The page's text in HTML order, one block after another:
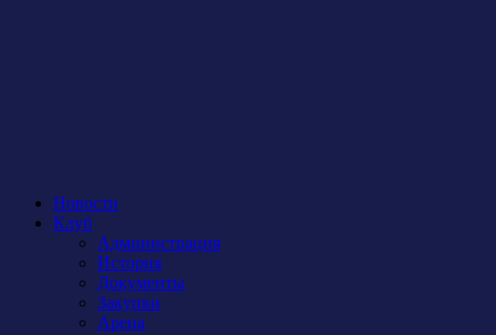
Новости
Клуб
Администрация
История
Документы
Закупки
Арена